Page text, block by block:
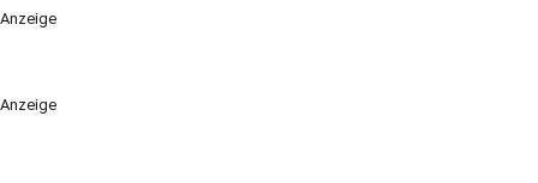
Anzeige
Anzeige